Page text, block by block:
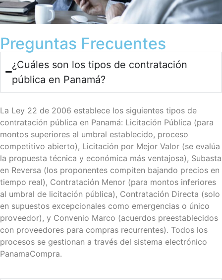
Preguntas Frecuentes
¿Cuáles son los tipos de contratación
pública en Panamá?
La Ley 22 de 2006 establece los siguientes tipos de
contratación pública en Panamá: Licitación Pública (para
montos superiores al umbral establecido, proceso
competitivo abierto), Licitación por Mejor Valor (se evalúa
la propuesta técnica y económica más ventajosa), Subasta
en Reversa (los proponentes compiten bajando precios en
tiempo real), Contratación Menor (para montos inferiores
al umbral de licitación pública), Contratación Directa (solo
en supuestos excepcionales como emergencias o único
proveedor), y Convenio Marco (acuerdos preestablecidos
con proveedores para compras recurrentes). Todos los
procesos se gestionan a través del sistema electrónico
PanamaCompra.